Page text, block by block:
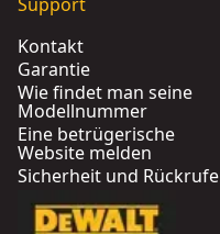
Kontakt
Garantie
Wie findet man seine
Modellnummer
Eine betrügerische
Website melden
Sicherheit und Rückrufe